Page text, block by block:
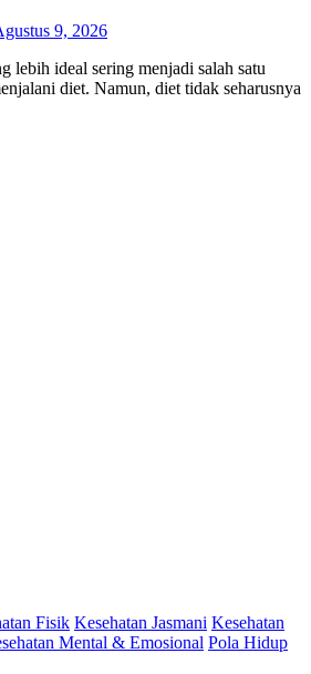
9, 2026
lebih ideal sering menjadi salah satu
diet. Namun, diet tidak seharusnya
Fisik Kesehatan Jasmani Kesehatan
Mental & Emosional Pola Hidup